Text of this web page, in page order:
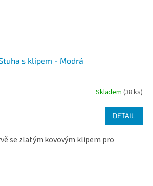
s klipem - Modrá
Skladem (38 ks)
DETAIL
se zlatým kovovým klipem pro